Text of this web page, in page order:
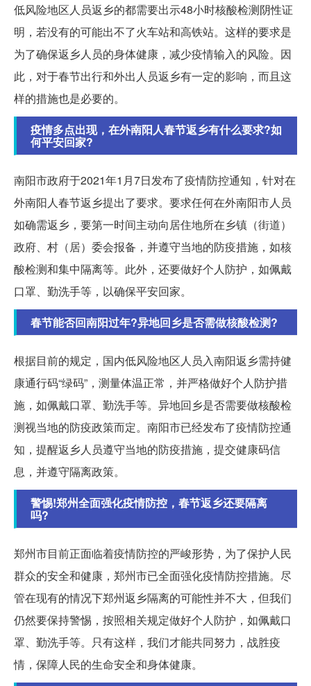
低风险地区人员返乡的都需要出示48小时核酸检测阴性证
明，若没有的可能出不了火车站和高铁站。这样的要求是
为了确保返乡人员的身体健康，减少疫情输入的风险。因
此，对于春节出行和外出人员返乡有一定的影响，而且这
样的措施也是必要的。
疫情多点出现，在外南阳人春节返乡有什么要求?如
何平安回家?
南阳市政府于2021年1月7日发布了疫情防控通知，针对在
外南阳人春节返乡提出了要求。要求任何在外南阳市人员
如确需返乡，要第一时间主动向居住地所在乡镇（街道）
政府、村（居）委会报备，并遵守当地的防疫措施，如核
酸检测和集中隔离等。此外，还要做好个人防护，如佩戴
口罩、勤洗手等，以确保平安回家。
春节能否回南阳过年?异地回乡是否需做核酸检测?
根据目前的规定，国内低风险地区人员入南阳返乡需持健
康通行码“绿码”，测量体温正常，并严格做好个人防护措
施，如佩戴口罩、勤洗手等。异地回乡是否需要做核酸检
测视当地的防疫政策而定。南阳市已经发布了疫情防控通
知，提醒返乡人员遵守当地的防疫措施，提交健康码信
息，并遵守隔离政策。
警惕!郑州全面强化疫情防控，春节返乡还要隔离
吗?
郑州市目前正面临着疫情防控的严峻形势，为了保护人民
群众的安全和健康，郑州市已全面强化疫情防控措施。尽
管在现有的情况下郑州返乡隔离的可能性并不大，但我们
仍然要保持警惕，按照相关规定做好个人防护，如佩戴口
罩、勤洗手等。只有这样，我们才能共同努力，战胜疫
情，保障人民的生命安全和身体健康。